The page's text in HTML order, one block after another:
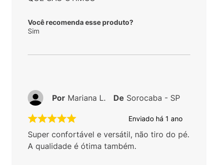
Você recomenda esse produto?
Sim
Enviado há 1 ano
Super confortável e versátil, não tiro do pé.
A qualidade é ótima também.
Por Mariana L. De Sorocaba - SP